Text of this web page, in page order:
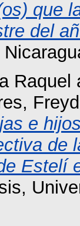
que
del
Raquel
e
de
Estelí